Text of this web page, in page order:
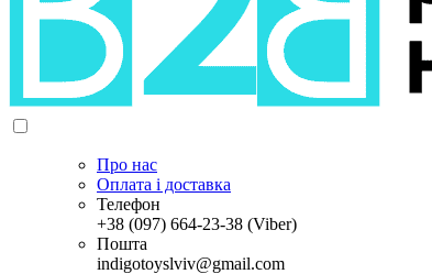
Про нас
Оплата і доставка
Телефон
+38 (097) 664-23-38 (Viber)
Пошта
indigotoyslviv@gmail.com